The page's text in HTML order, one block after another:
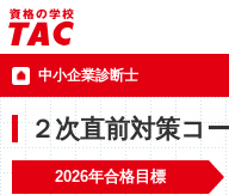
中小企業診断士
２次直前対策コ
2026年合格目標